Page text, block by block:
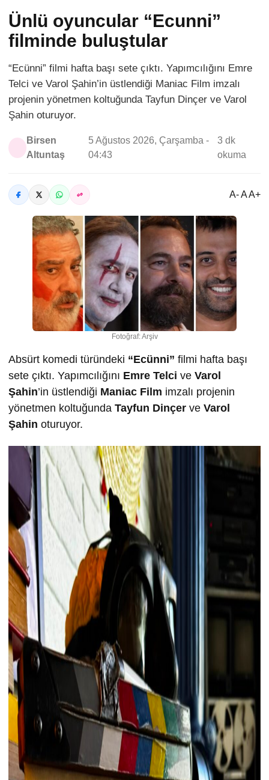
Ünlü oyuncular “Ecunni”
filminde buluştular
“Ecünni” filmi hafta başı sete çıktı. Yapımcılığını Emre
Telci ve Varol Şahin’in üstlendiği Maniac Film imzalı
projenin yönetmen koltuğunda Tayfun Dinçer ve Varol
Şahin oturuyor.
Birsen
Altuntaş
5 Ağustos 2026, Çarşamba -
04:43
3 dk
okuma
A- A A+
Fotoğraf: Arşiv
Absürt komedi türündeki “Ecünni” filmi hafta başı
sete çıktı. Yapımcılığını Emre Telci ve Varol
Şahin’in üstlendiği Maniac Film imzalı projenin
yönetmen koltuğunda Tayfun Dinçer ve Varol
Şahin oturuyor.